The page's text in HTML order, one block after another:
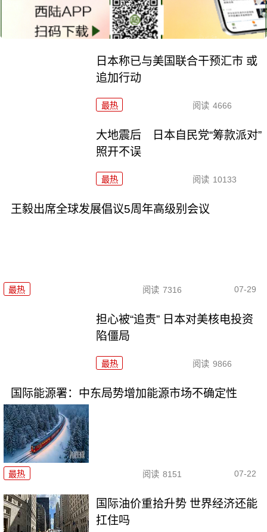
日本称已与美国联合干预汇市 或
追加行动
最热 阅读 4666
大地震后 日本自民党“筹款派对”
照开不误
最热 阅读 10133
王毅出席全球发展倡议5周年高级别会议
最热 阅读 7316 07-29
担心被“追责” 日本对美核电投资
陷僵局
最热 阅读 9866
国际能源署：中东局势增加能源市场不确定性
最热 阅读 8151 07-22
国际油价重拾升势 世界经济还能
扛住吗